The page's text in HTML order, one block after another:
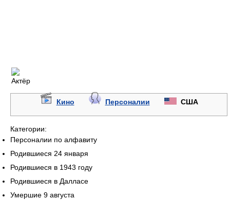
Кино Персоналии США
Категории:
Персоналии по алфавиту
Родившиеся 24 января
Родившиеся в 1943 году
Родившиеся в Далласе
Умершие 9 августа